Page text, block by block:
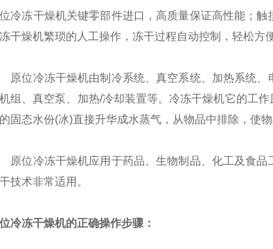
冷冻干燥机关键零部件进口，高质量保证高性能；
干燥机繁琐的人工操作，冻干过程自动控制，轻松方
位冷冻干燥机由制冷系统、真空系统、加热系统、
组、真空泵、加热/冷却装置等。冷冻干燥机它的工
固态水份(冰)直接升华成水蒸气，从物品中排除，使物
位冷冻干燥机应用于药品、生物制品、化工及食品
技术非常适用。
冷冻干燥机的正确操作步骤：